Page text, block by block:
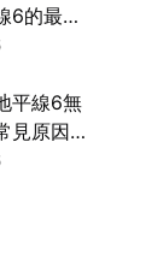
6的最佳
速方案詳
平線6無
見原因與
整彙整！